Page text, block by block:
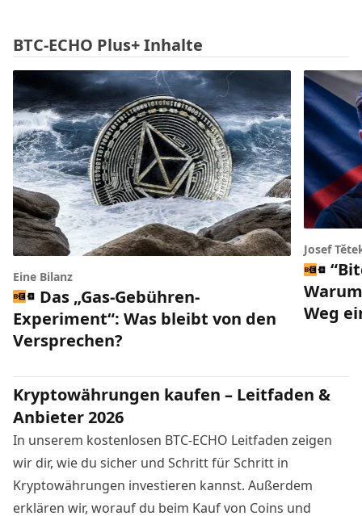
BTC-ECHO Plus+ Inhalte
Eine Bilanz
Das „Gas-Gebühren-
Experiment“: Was bleibt von den
Versprechen?
Josef
Weg
Kryptowährungen kaufen – Leitfaden &
Anbieter 2026
In unserem kostenlosen BTC-ECHO Leitfaden zeigen
wir dir, wie du sicher und Schritt für Schritt in
Kryptowährungen investieren kannst. Außerdem
erklären wir, worauf du beim Kauf von Coins und